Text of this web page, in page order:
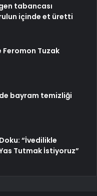
tabancası
içinde et üretti
Feromon Tuzak
bayram temizliği
“İvedilikle
Yas Tutmak İstiyoruz”